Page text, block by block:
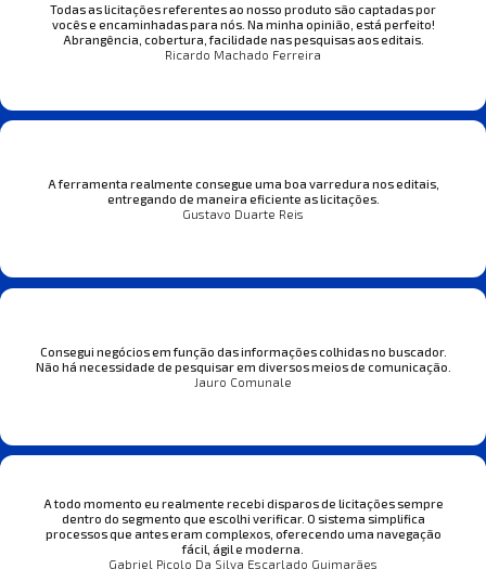
Todas as licitações referentes ao nosso produto são captadas por
vocês e encaminhadas para nós. Na minha opinião, está perfeito!
Abrangência, cobertura, facilidade nas pesquisas aos editais.
Ricardo Machado Ferreira
A ferramenta realmente consegue uma boa varredura nos editais,
entregando de maneira eficiente as licitações.
Gustavo Duarte Reis
Consegui negócios em função das informações colhidas no buscador.
Não há necessidade de pesquisar em diversos meios de comunicação.
Jauro Comunale
A todo momento eu realmente recebi disparos de licitações sempre
dentro do segmento que escolhi verificar. O sistema simplifica
processos que antes eram complexos, oferecendo uma navegação
fácil, ágil e moderna.
Gabriel Picolo Da Silva Escarlado Guimarães